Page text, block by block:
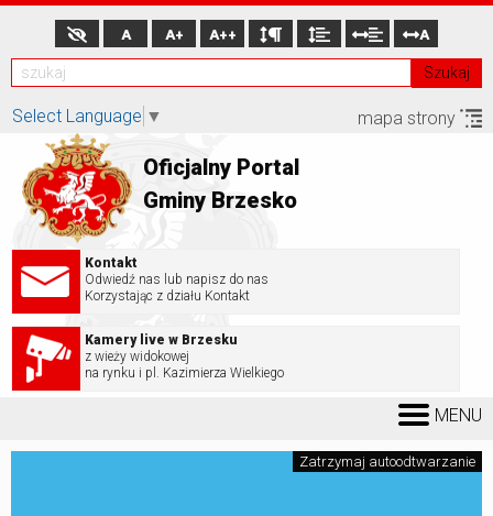
Szukaj
A A+ A++ A
Select Language ▼ mapa strony
Oficjalny Portal
Gminy Brzesko
Kontakt
Odwiedź nas lub napisz do nas
Korzystając z działu Kontakt
Kamery live w Brzesku
z wieży widokowej
na rynku i pl. Kazimierza Wielkiego
MENU
Zatrzymaj autoodtwarzanie